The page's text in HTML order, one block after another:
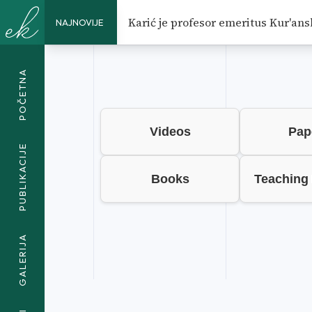
NAJNOVIJE Karić je profesor emeritus
POČETNA
PUBLIKACIJE
GALERIJA
PUBLIKACIJE
Videos
Books